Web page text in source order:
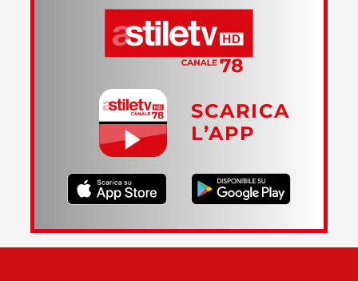
SCARICA
L’APP